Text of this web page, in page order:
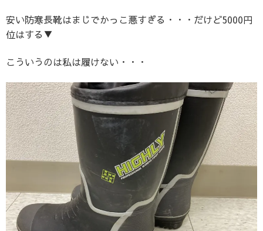
安い防寒長靴はまじでかっこ悪すぎる・・・だけど5000円
位はする▼
こういうのは私は履けない・・・